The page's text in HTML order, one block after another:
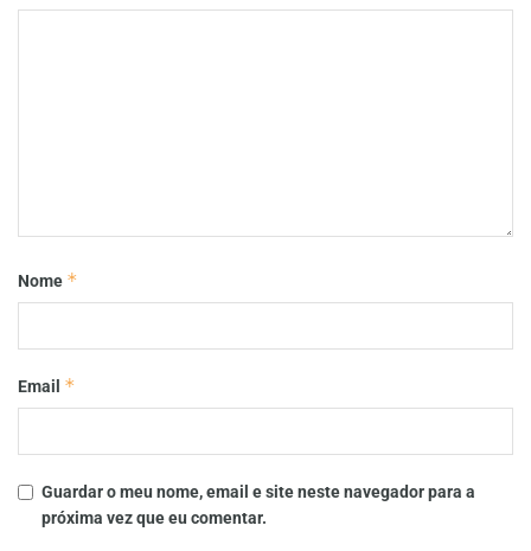
Nome *
Email *
Guardar o meu nome, email e site neste navegador para a
próxima vez que eu comentar.